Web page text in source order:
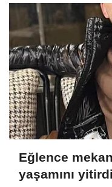
Eğlence
yaşamını